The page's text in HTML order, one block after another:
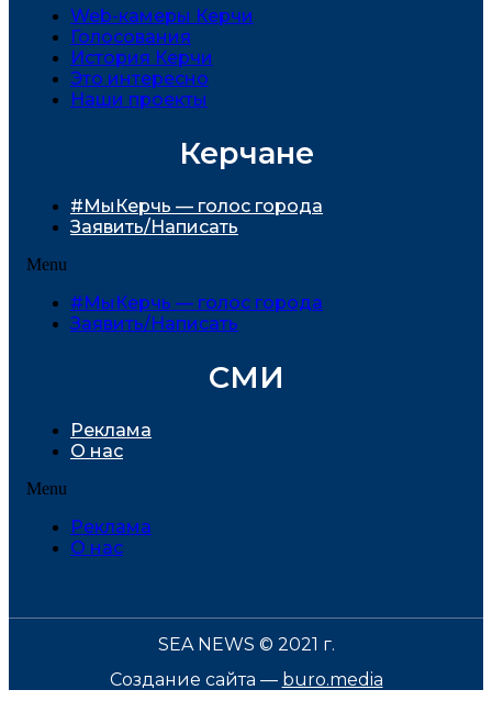
Web-камеры Керчи
Голосования
История Керчи
Это интересно
Наши проекты
Керчане
#МыКерчь — голос города
Заявить/Написать
Menu
#МыКерчь — голос города
Заявить/Написать
СМИ
Реклама
О нас
Menu
Реклама
О нас
SEA NEWS © 2021 г.
Создание сайта — buro.media